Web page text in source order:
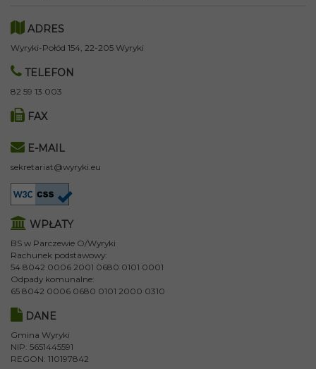
ADRES
Wyryki-Połód 154, 22-205 Wyryki
TELEFON
82 59 13 003
FAX
E-MAIL
sekretariat@wyryki.eu
WPŁATY
BS w Parczewie O/Wyryki
Rachunek podstawowy:
54 8042 0006 2001 0680 0101 0001
Odpady komunalne:
65 8042 0006 0680 0101 2000 0310
DANE
Gmina Wyryki
NIP: 5651445591
REGON: 110197842